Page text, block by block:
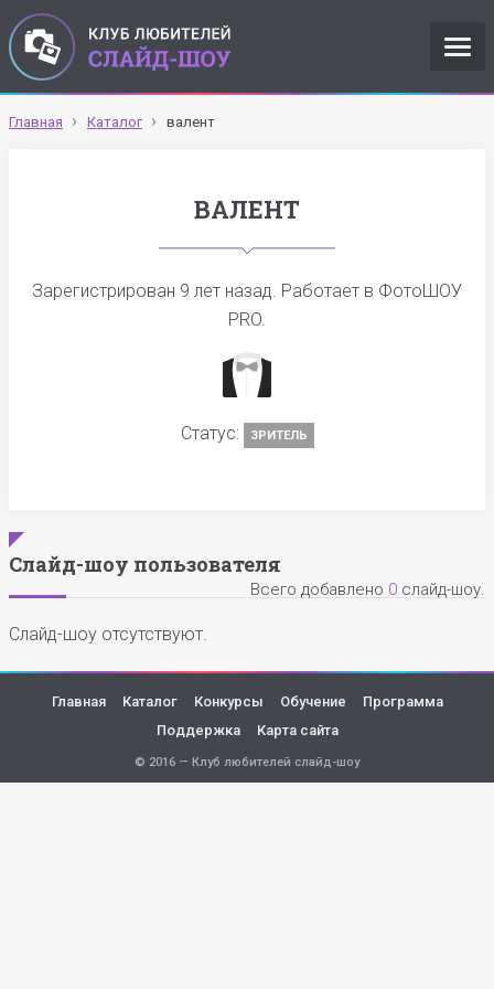
Главная Каталог валент
ВАЛЕНТ
Зарегистрирован 9 лет назад. Работает в ФотоШОУ
PRO.
Статус: ЗРИТЕЛЬ
Слайд-шоу пользователя
Всего добавлено 0 слайд-шоу.
Слайд-шоу отсутствуют.
Главная Каталог Конкурсы Обучение
Программа
Поддержка
Карта сайта
© 2016 — Клуб любителей слайд-шоу